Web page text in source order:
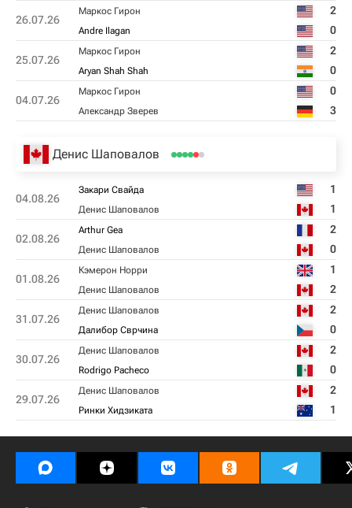
26.07.26
Маркос Гирон 2
Andre Ilagan 0
25.07.26
Маркос Гирон 2
Aryan Shah Shah 0
04.07.26
Маркос Гирон 0
Александр Зверев 3
Денис Шаповалов
04.08.26
Закари Свайда 1
Денис Шаповалов 1
02.08.26
Arthur Gea 2
Денис Шаповалов 0
01.08.26
Кэмерон Норри 1
Денис Шаповалов 2
31.07.26
Денис Шаповалов 2
Далибор Сврчина 0
30.07.26
Денис Шаповалов 2
Rodrigo Pacheco 0
29.07.26
Денис Шаповалов 2
Ринки Хидзиката 1